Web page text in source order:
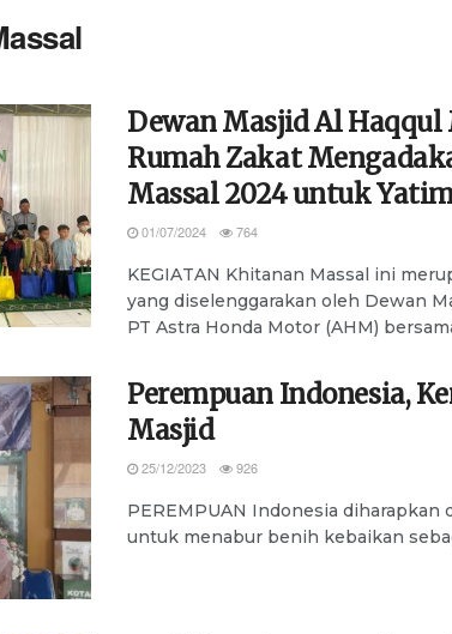
Dewan Masjid Al
Rumah Zakat
Massal 2024 untuk
01/07/2024 764
KEGIATAN Khitanan Massal ini
yang diselenggarakan oleh Dewan
PT Astra Honda Motor (AHM)
Perempuan Indonesia,
Masjid
25/12/2023 926
PEREMPUAN Indonesia diharapkan
untuk menabur benih kebaikan